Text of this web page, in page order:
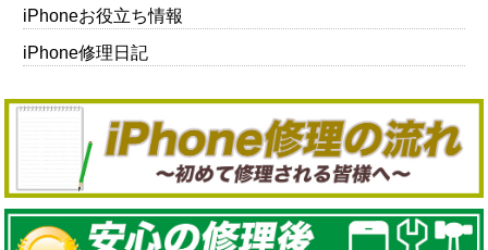
iPhoneお役立ち情報
iPhone修理日記